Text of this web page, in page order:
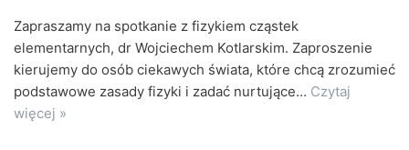
Zapraszamy na spotkanie z fizykiem cząstek
elementarnych, dr Wojciechem Kotlarskim. Zaproszenie
kierujemy do osób ciekawych świata, które chcą zrozumieć
podstawowe zasady fizyki i zadać nurtujące… Czytaj
więcej »